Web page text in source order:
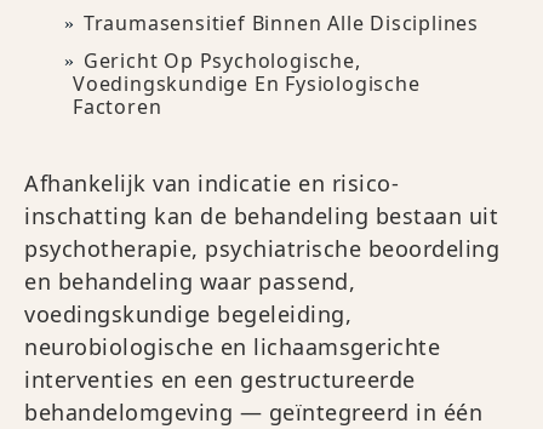
Traumasensitief Binnen Alle Disciplines
Gericht Op Psychologische,
Voedingskundige En Fysiologische
Factoren
Afhankelijk van indicatie en risico-
inschatting kan de behandeling bestaan uit
psychotherapie, psychiatrische beoordeling
en behandeling waar passend,
voedingskundige begeleiding,
neurobiologische en lichaamsgerichte
interventies en een gestructureerde
behandelomgeving — geïntegreerd in één